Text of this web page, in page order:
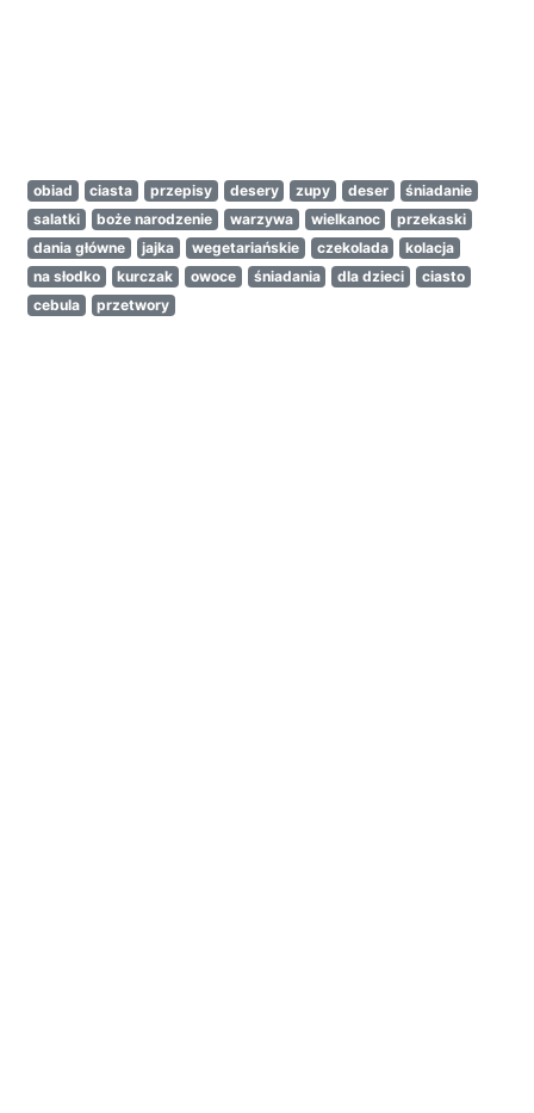
obiad ciasta przepisy desery zupy deser
śniadanie
salatki
boże narodzenie warzywa wielkanoc
przekaski
dania główne
jajka wegetariańskie czekolada
kolacja
na słodko
kurczak owoce śniadania dla dzieci
ciasto
cebula
przetwory